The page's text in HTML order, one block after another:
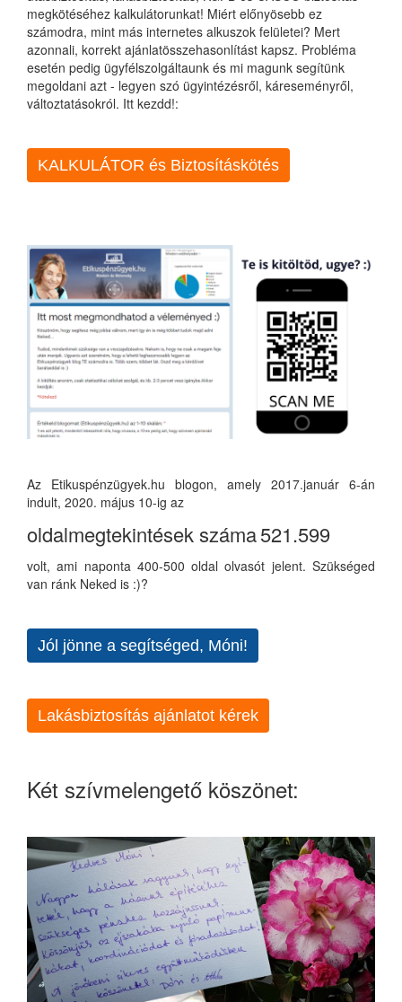
megkötéséhez kalkulátorunkat! Miért előnyösebb ez
számodra, mint más internetes alkuszok felületei? Mert
azonnali, korrekt ajánlatösszehasonlítást kapsz. Probléma
esetén pedig ügyfélszolgáltaunk és mi magunk segítünk
megoldani azt - legyen szó ügyintézésről, káreseményről,
változtatásokról. Itt kezdd!:
KALKULÁTOR és Biztosításkötés
Az Etikuspénzügyek.hu blogon, amely 2017.január 6-án
indult, 2020. május 10-ig az
oldalmegtekintések száma521.599
volt, ami naponta 400-500 oldal olvasót jelent. Szükséged
van ránk Neked is :)?
Jól jönne a segítséged, Móni!
Lakásbiztosítás ajánlatot kérek
Két szívmelengető köszönet: